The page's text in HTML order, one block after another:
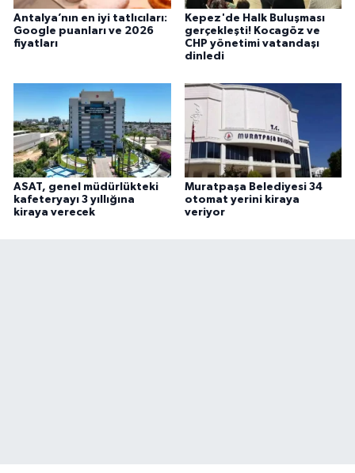
Antalya’nın en iyi tatlıcıları:
Google puanları ve 2026
fiyatları
Kepez'de Halk Buluşması
gerçekleşti! Kocagöz ve
CHP yönetimi vatandaşı
dinledi
ASAT, genel müdürlükteki
kafeteryayı 3 yıllığına
kiraya verecek
Muratpaşa Belediyesi 34
otomat yerini kiraya
veriyor